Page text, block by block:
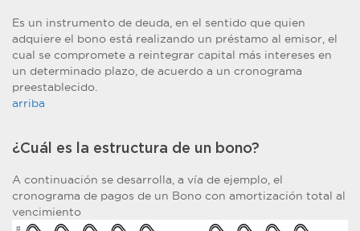
Es un instrumento de deuda, en el sentido que quien
adquiere el bono está realizando un préstamo al emisor, el
cual se compromete a reintegrar capital más intereses en
un determinado plazo, de acuerdo a un cronograma
preestablecido.
arriba
¿Cuál es la estructura de un bono?
A continuación se desarrolla, a vía de ejemplo, el
cronograma de pagos de un Bono con amortización total al
vencimiento